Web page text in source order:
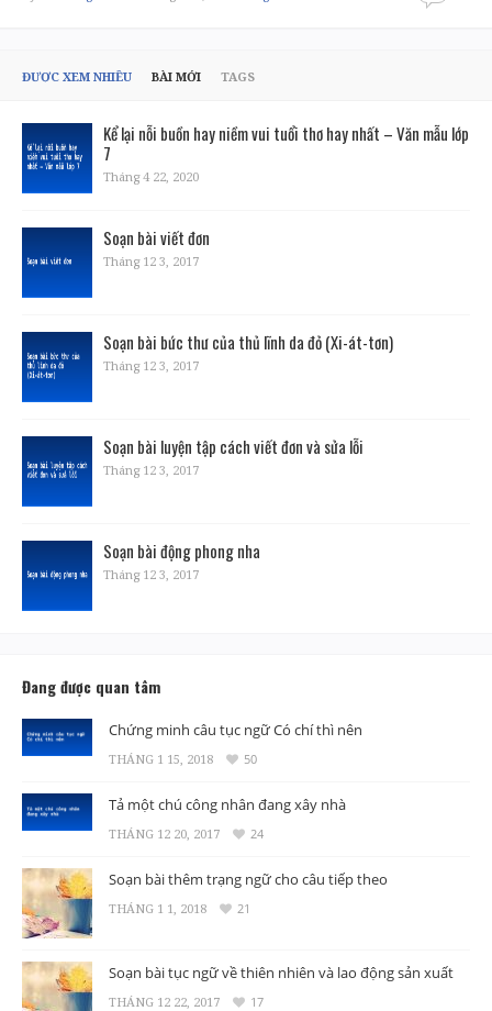
ĐƯỢC XEM NHIỀU BÀI MỚI TAGS
Kể lại nỗi buồn hay niềm vui tuổi thơ hay nhất – Văn mẫu lớp
7
Tháng 4 22, 2020
Soạn bài viết đơn
Tháng 12 3, 2017
Soạn bài bức thư của thủ lĩnh da đỏ (Xi-át-tơn)
Tháng 12 3, 2017
Soạn bài luyện tập cách viết đơn và sửa lỗi
Tháng 12 3, 2017
Soạn bài động phong nha
Tháng 12 3, 2017
Đang được quan tâm
Chứng minh câu tục ngữ Có chí thì nên
THÁNG 1 15, 2018 50
Tả một chú công nhân đang xây nhà
THÁNG 12 20, 2017 24
Soạn bài thêm trạng ngữ cho câu tiếp theo
THÁNG 1 1, 2018 21
Soạn bài tục ngữ về thiên nhiên và lao động sản xuất
THÁNG 12 22, 2017 17